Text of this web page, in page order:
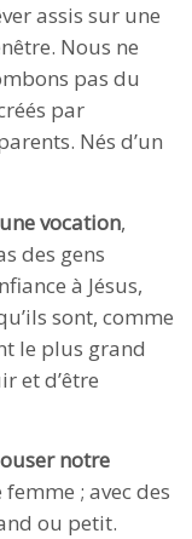
assis sur une
Nous ne
pas du
par
Nés d’un
vocation,
des gens
à Jésus,
sont, comme
le plus grand
et d’être
notre
; avec des
ou petit.